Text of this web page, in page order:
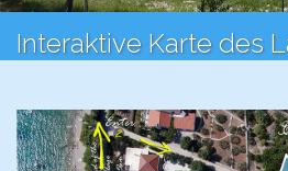
Interaktive Karte des